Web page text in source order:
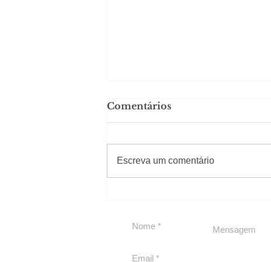
reforçam apoio a
Cláudio Mitidieri
Comentários
Escreva um comentário